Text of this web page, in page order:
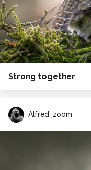
Strong together
Alfred_zoom